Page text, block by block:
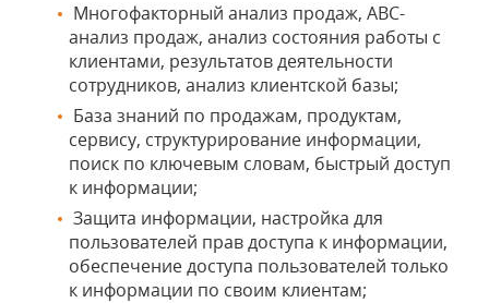
Многофакторный анализ продаж, АВС-
анализ продаж, анализ состояния работы с
клиентами, результатов деятельности
сотрудников, анализ клиентской базы;
База знаний по продажам, продуктам,
сервису, структурирование информации,
поиск по ключевым словам, быстрый доступ
к информации;
Защита информации, настройка для
пользователей прав доступа к информации,
обеспечение доступа пользователей только
к информации по своим клиентам;